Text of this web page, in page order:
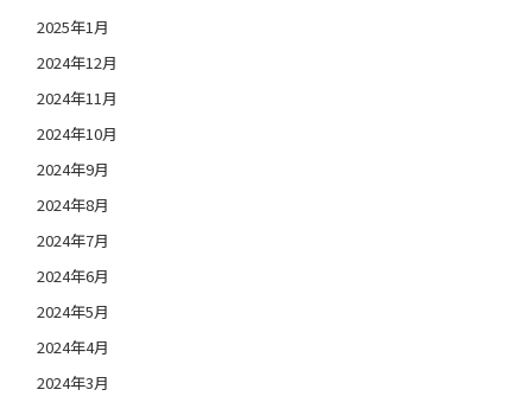
2025年1月
2024年12月
2024年11月
2024年10月
2024年9月
2024年8月
2024年7月
2024年6月
2024年5月
2024年4月
2024年3月